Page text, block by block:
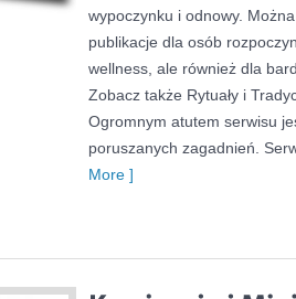
wypoczynku i odnowy.
publikacje dla osób
wellness, ale również dla
Zobacz także Rytuały i
Ogromnym atutem serwisu
poruszanych zagadnień.
More ]